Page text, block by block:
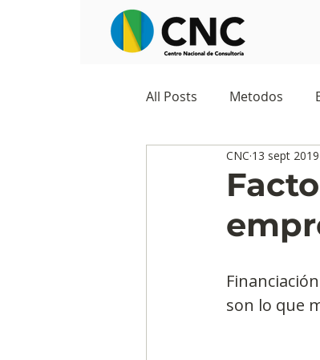
All Posts Metodos
Observatorios sociales
Predicciones y
Marketing Cultura
CNC 13 sept 2019
son lo que